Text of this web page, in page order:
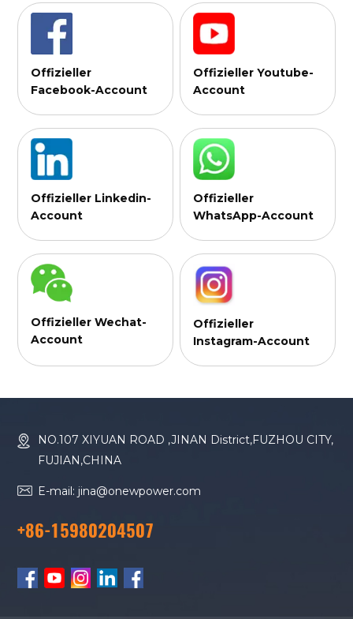
Offizieller
Facebook-Account
Offizieller Youtube-
Account
Offizieller Linkedin-
Account
Offizieller
WhatsApp-Account
Offizieller Wechat-
Account
Offizieller
Instagram-Account
NO.107 XIYUAN ROAD ,JINAN District,FUZHOU CITY,
FUJIAN,CHINA
E-mail: jina@onewpower.com
+86-15980204507